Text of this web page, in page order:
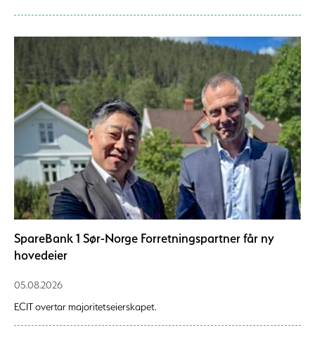
SpareBank 1 Sør-Norge Forretningspartner får ny
hovedeier
05.08.2026
ECIT overtar majoritetseierskapet.